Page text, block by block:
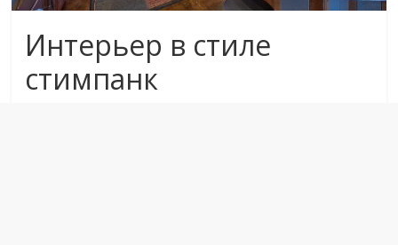
Интерьер в стиле
стимпанк